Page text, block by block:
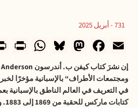
731 - أبريل 2025
Email
Facebook
Mastodon
Bluesky
إن نشرَ كتاب كيفن ب. أندرسون
ومجتمعات الأطراف“ بالإسبانية مؤخرًا
في التعريف في العالم الناطق